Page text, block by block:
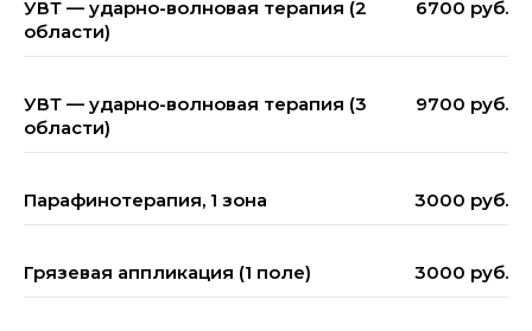
УВТ — ударно-волновая терапия (2
области)
6700 руб.
УВТ — ударно-волновая терапия (3
области)
9700 руб.
Парафинотерапия, 1 зона 3000 руб.
Грязевая аппликация (1 поле) 3000 руб.